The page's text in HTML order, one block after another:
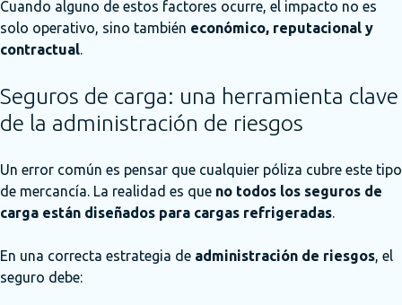
Cuando alguno de estos factores ocurre, el impacto no es
solo operativo, sino también económico, reputacional y
contractual.
Seguros de carga: una herramienta clave
de la administración de riesgos
Un error común es pensar que cualquier póliza cubre este tipo
de mercancía. La realidad es que no todos los seguros de
carga están diseñados para cargas refrigeradas.
En una correcta estrategia de administración de riesgos, el
seguro debe: